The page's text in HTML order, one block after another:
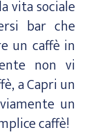
vita sociale
bar che
un caffè in
non vi
a Capri un
un
caffè!